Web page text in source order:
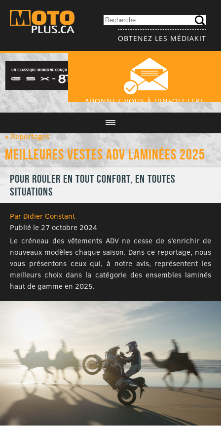
OBTENEZ LES MÉDIAKIT
ABONNEZ-VOUS À L'INFOLETTRE
« Reportages
Meilleures vestes ADV laminées 2025
Pour rouler en tout confort, en toutes
situations
Par Didier Constant
Publié le 27 octobre 2024
Le créneau des vêtements ADV ne cesse de s’enrichir de
nouveaux modèles chaque saison. Dans ce reportage, nous
vous présentons ceux qui, à notre avis, représentent les
meilleurs choix dans la catégorie des ensembles laminés
haut de gamme en 2025.